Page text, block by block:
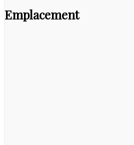
Emplacement